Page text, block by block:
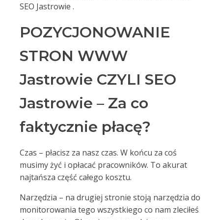
SEO Jastrowie .
POZYCJONOWANIE
STRON WWW
Jastrowie CZYLI SEO
Jastrowie – Za co
faktycznie płacę?
Czas – płacisz za nasz czas. W końcu za coś
musimy żyć i opłacać pracowników. To akurat
najtańsza część całego kosztu.
Narzędzia – na drugiej stronie stoją narzędzia do
monitorowania tego wszystkiego co nam zleciłeś